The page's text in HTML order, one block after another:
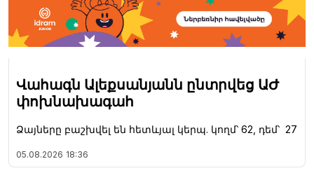
Վահագն Ալեքսանյանն ընտրվեց ԱԺ
փոխնախագահ
Ձայները բաշխվել են հետևյալ կերպ. կողմ՝ 62, դեմ՝ 27
05.08.2026 18:36